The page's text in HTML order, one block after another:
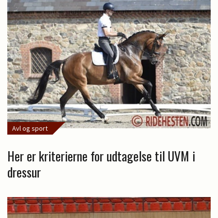
Avl og sport
Her er kriterierne for udtagelse til UVM i
dressur